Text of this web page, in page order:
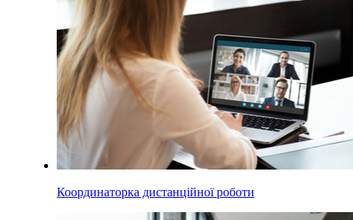
Координаторка дистанційної роботи